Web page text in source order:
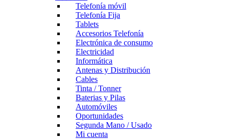
Telefonía móvil
Telefonía Fija
Tablets
Accesorios Telefonía
Electrónica de consumo
Electricidad
Informática
Antenas y Distribución
Cables
Tinta / Tonner
Baterias y Pilas
Automóviles
Oportunidades
Segunda Mano / Usado
Mi cuenta